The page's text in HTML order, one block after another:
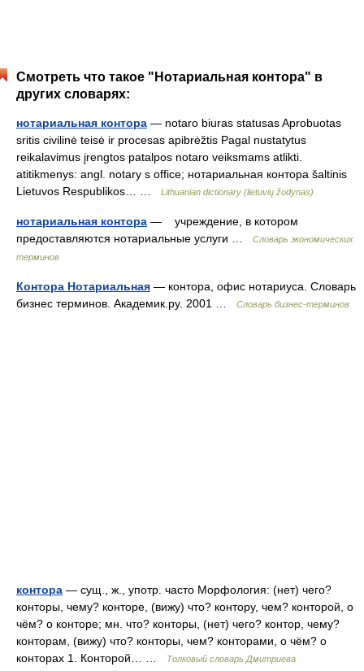
Смотреть что такое "Нотариальная контора" в
других словарях:
нотариальная контора — notaro biuras statusas Aprobuotas
sritis civilinė teisė ir procesas apibrėžtis Pagal nustatytus
reikalavimus įrengtos patalpos notaro veiksmams atlikti.
atitikmenys: angl. notary s office; нотариальная контора šaltinis
Lietuvos Respublikos… …
Lithuanian dictionary (lietuvių žodynas)
нотариальная контора — учреждение, в котором
предоставляются нотариальные услуги …
Словарь экономических
терминов
Контора Нотариальная — контора, офис нотариуса. Словарь
бизнес терминов. Академик.ру. 2001 …
Словарь бизнес-терминов
контора — сущ., ж., употр. часто Морфология: (нет) чего?
конторы, чему? конторе, (вижу) что? контору, чем? конторой, о
чём? о конторе; мн. что? конторы, (нет) чего? контор, чему?
конторам, (вижу) что? конторы, чем? конторами, о чём? о
конторах 1. Конторой… …
Толковый словарь Дмитриева